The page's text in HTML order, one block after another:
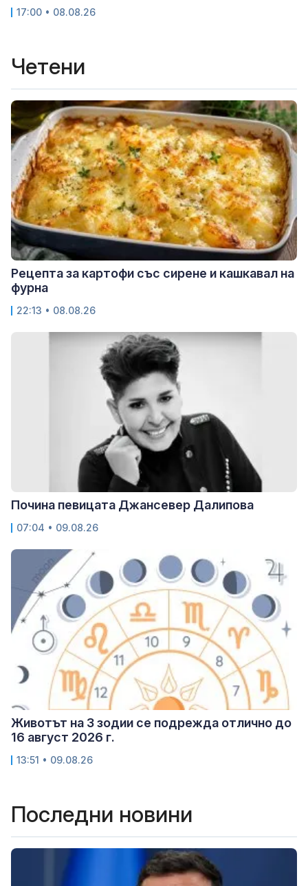
17:00 • 08.08.26
Четени
Рецепта за картофи със сирене и кашкавал на
фурна
22:13 • 08.08.26
Почина певицата Джансевер Далипова
07:04 • 09.08.26
Животът на 3 зодии се подрежда отлично до
16 август 2026 г.
13:51 • 09.08.26
Последни новини